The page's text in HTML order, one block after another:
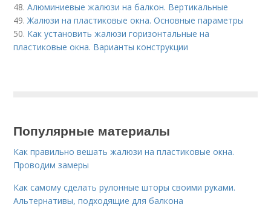
48.Алюминиевые жалюзи на балкон. Вертикальные
49.Жалюзи на пластиковые окна. Основные параметры
50. Как установить жалюзи горизонтальные на
пластиковые окна. Варианты конструкции
Популярные материалы
Как правильно вешать жалюзи на пластиковые окна.
Проводим замеры
Как самому сделать рулонные шторы своими руками.
Альтернативы, подходящие для балкона